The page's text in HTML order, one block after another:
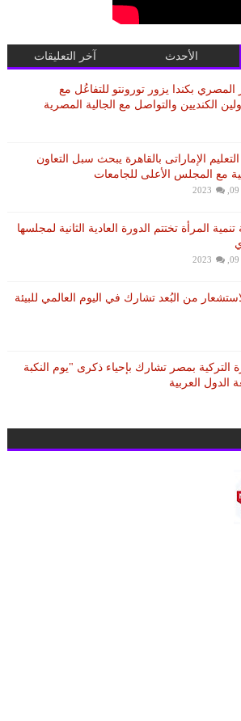
الأحدث آخر التعليقات
المصري بكندا يزور تورونتو للتفاعُل مع
الكنديين والتواصل مع الجالية المصرية
الإماراتى بالقاهرة يبحث سبل التعاون
مع المجلس الأعلى للجامعات
المرأة تختتم الدورة العادية الثانية لمجلسها
من البُعد تشارك في اليوم العالمي للبيئة
التركية بمصر تشارك بإحياء ذكرى "يوم النكبة
الدول العربية